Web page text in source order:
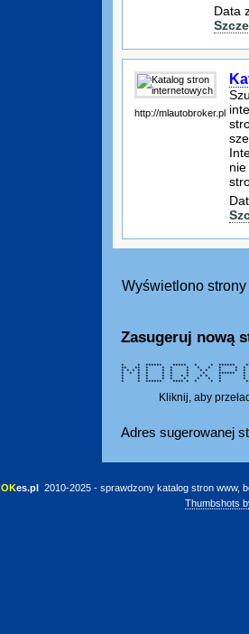
Data
http://mlautobroker.pl
Wyświetlono
Zasugeruj nową
* * ****** ***** * * ******
** ** * * * * * * * *
* * * * * * * * * * *
* * * * * * * *
* * * * * * * * * *
* * * * * * * * *
* * ****** **** * * * *
Kliknij, aby
Adres sugerowanej
OKes.pl 2010-2025 - sprawdzony katalog stron www,
Thumbshots